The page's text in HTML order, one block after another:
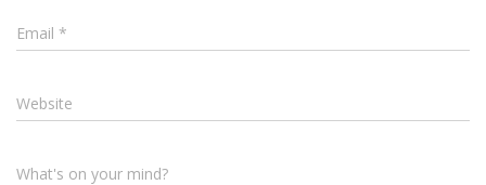
Email *
Website
What's on your mind?